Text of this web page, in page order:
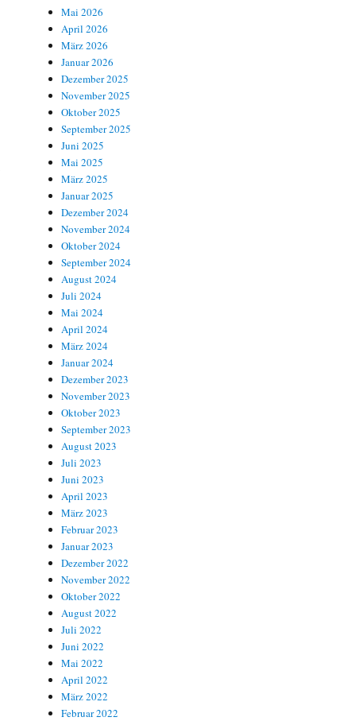
Mai 2026
April 2026
März 2026
Januar 2026
Dezember 2025
November 2025
Oktober 2025
September 2025
Juni 2025
Mai 2025
März 2025
Januar 2025
Dezember 2024
November 2024
Oktober 2024
September 2024
August 2024
Juli 2024
Mai 2024
April 2024
März 2024
Januar 2024
Dezember 2023
November 2023
Oktober 2023
September 2023
August 2023
Juli 2023
Juni 2023
April 2023
März 2023
Februar 2023
Januar 2023
Dezember 2022
November 2022
Oktober 2022
August 2022
Juli 2022
Juni 2022
Mai 2022
April 2022
März 2022
Februar 2022